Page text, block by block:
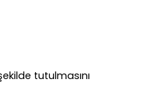
tutulmasını